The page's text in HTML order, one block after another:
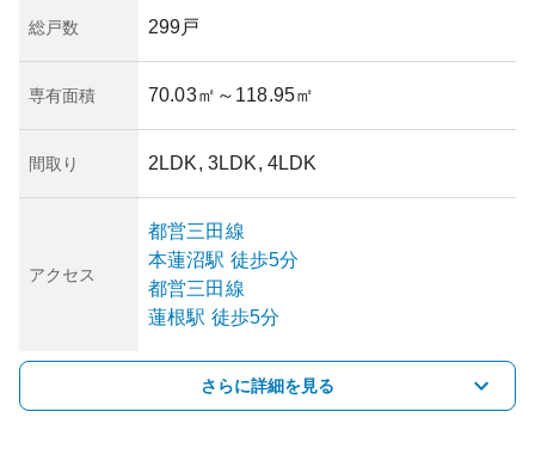
総戸数 299戸
専有面積 70.03㎡ ～118.95㎡
間取り 2LDK, 3LDK, 4LDK
アクセス
都営三田線
本蓮沼駅 徒歩5分
都営三田線
蓮根駅 徒歩5分
さらに詳細を見る